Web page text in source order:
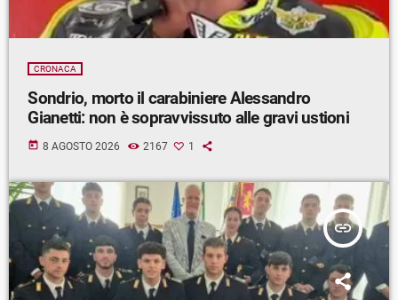
CRONACA
Sondrio, morto il carabiniere Alessandro
Gianetti: non è sopravvissuto alle gravi ustioni
today 8 AGOSTO 2026 2167 1
insert_link